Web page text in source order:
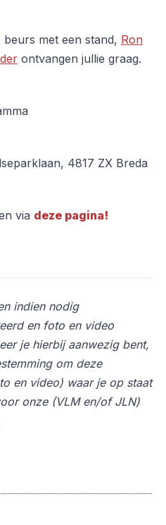
met een stand, Ron
ontvangen jullie graag.
4817 ZX Breda
via deze pagina!
indien nodig
en foto en video
je hierbij aanwezig bent,
om deze
en video) waar je op staat
onze (VLM en/of JLN)